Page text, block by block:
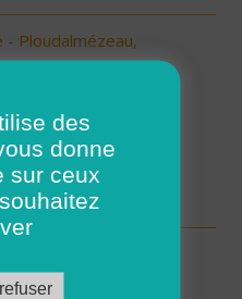
- Ploudalmézeau,
Pabu (H/F)
Plouarzel/Lampaul-
F)
des
donne
sur ceux